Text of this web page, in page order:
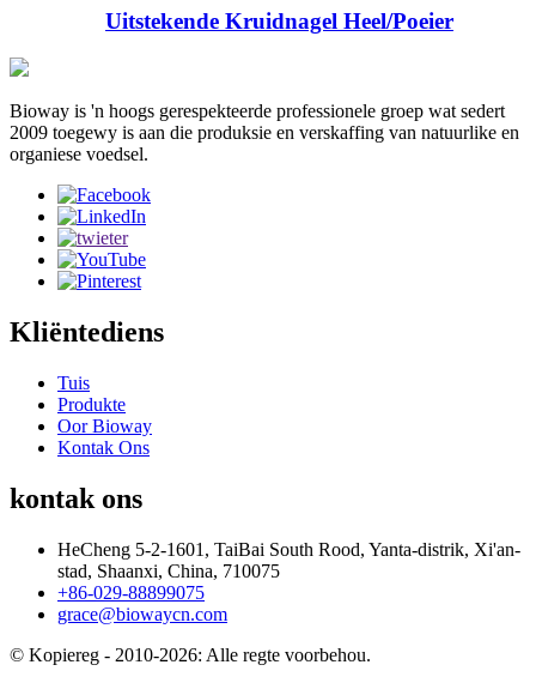
Uitstekende Kruidnagel Heel/Poeier
Bioway is 'n hoogs gerespekteerde professionele groep wat sedert
2009 toegewy is aan die produksie en verskaffing van natuurlike en
organiese voedsel.
Kliëntediens
Tuis
Produkte
Oor Bioway
Kontak Ons
kontak ons
HeCheng 5-2-1601, TaiBai South Rood, Yanta-distrik, Xi'an-
stad, Shaanxi, China, 710075
+86-029-88899075
grace@biowaycn.com
© Kopiereg - 2010-2026: Alle regte voorbehou.